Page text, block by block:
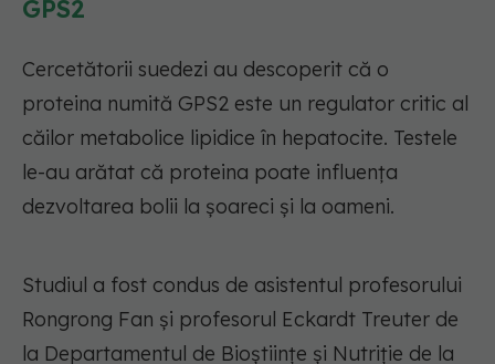
GPS2
Cercetătorii suedezi au descoperit că o
proteina numită GPS2 este un regulator critic al
căilor metabolice lipidice în hepatocite. Testele
le-au arătat că proteina poate influența
dezvoltarea bolii la șoareci și la oameni.
Studiul a fost condus de asistentul profesorului
Rongrong Fan și profesorul Eckardt Treuter de
la Departamentul de Bioștiințe și Nutriție de la